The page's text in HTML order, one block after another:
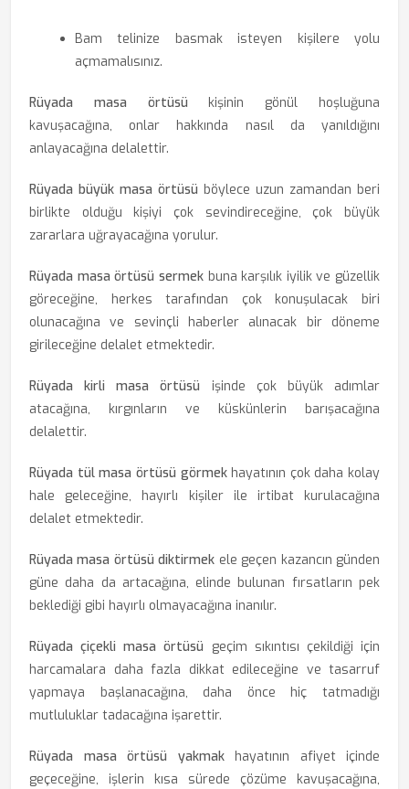
Bam telinize basmak isteyen kişilere yolu
açmamalısınız.
Rüyada masa örtüsü kişinin gönül hoşluğuna
kavuşacağına, onlar hakkında nasıl da yanıldığını
anlayacağına delalettir.
Rüyada büyük masa örtüsü böylece uzun zamandan beri
birlikte olduğu kişiyi çok sevindireceğine, çok büyük
zararlara uğrayacağına yorulur.
Rüyada masa örtüsü sermekbuna karşılık iyilik ve güzellik
göreceğine, herkes tarafından çok konuşulacak biri
olunacağına ve sevinçli haberler alınacak bir döneme
girileceğine delalet etmektedir.
Rüyada kirli masa örtüsü işinde çok büyük adımlar
atacağına, kırgınların ve küskünlerin barışacağına
delalettir.
Rüyada tül masa örtüsü görmekhayatının çok daha kolay
hale geleceğine, hayırlı kişiler ile irtibat kurulacağına
delalet etmektedir.
Rüyada masa örtüsü diktirmek ele geçen kazancın günden
güne daha da artacağına, elinde bulunan fırsatların pek
beklediği gibi hayırlı olmayacağına inanılır.
Rüyada çiçekli masa örtüsü geçim sıkıntısı çekildiği için
harcamalara daha fazla dikkat edileceğine ve tasarruf
yapmaya başlanacağına, daha önce hiç tatmadığı
mutluluklar tadacağına işarettir.
Rüyada masa örtüsü yakmakhayatının afiyet içinde
geçeceğine, işlerin kısa sürede çözüme kavuşacağına,